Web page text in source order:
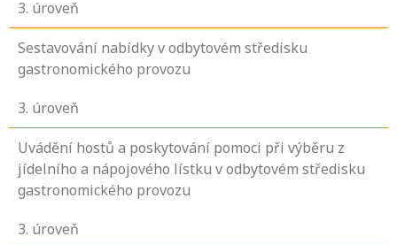
3. úroveň
Sestavování nabídky v odbytovém středisku
gastronomického provozu
3. úroveň
Uvádění hostů a poskytování pomoci při výběru z
jídelního a nápojového lístku v odbytovém středisku
gastronomického provozu
3. úroveň